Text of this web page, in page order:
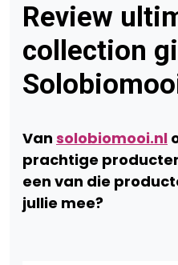
Review
collection
Van solobiomooi.nl
prachtige
een van die
jullie mee?